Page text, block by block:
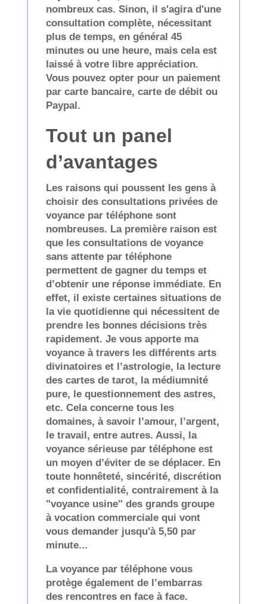
nombreux cas. Sinon, il s'agira d'une
consultation complète, nécessitant
plus de temps, en général 45
minutes ou une heure, mais cela est
laissé à votre libre appréciation.
Vous pouvez opter pour un paiement
par carte bancaire, carte de débit ou
Paypal.
Tout un panel
d’avantages
Les raisons qui poussent les gens à
choisir des consultations privées de
voyance par téléphone sont
nombreuses. La première raison est
que les consultations de voyance
sans attente par téléphone
permettent de gagner du temps et
d’obtenir une réponse immédiate. En
effet, il existe certaines situations de
la vie quotidienne qui nécessitent de
prendre les bonnes décisions très
rapidement. Je vous apporte ma
voyance à travers les différents arts
divinatoires et l’astrologie, la lecture
des cartes de tarot, la médiumnité
pure, le questionnement des astres,
etc. Cela concerne tous les
domaines, à savoir l’amour, l’argent,
le travail, entre autres. Aussi, la
voyance sérieuse par téléphone est
un moyen d’éviter de se déplacer. En
toute honnêteté, sincérité, discrétion
et confidentialité, contrairement à la
"voyance usine" des grands groupe
à vocation commerciale qui vont
vous demander jusqu'à 5,50 par
minute...
La voyance par téléphone vous
protège également de l’embarras
des rencontres en face à face.